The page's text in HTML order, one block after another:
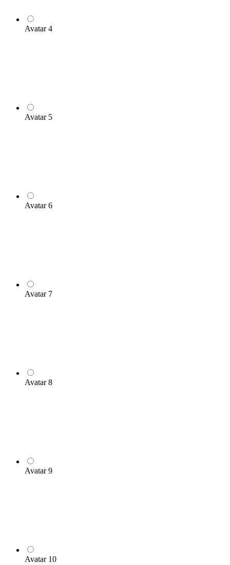
Avatar 4
Avatar 5
Avatar 6
Avatar 7
Avatar 8
Avatar 9
Avatar 10